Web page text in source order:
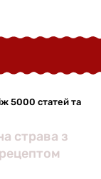
5000 статей та
страва з